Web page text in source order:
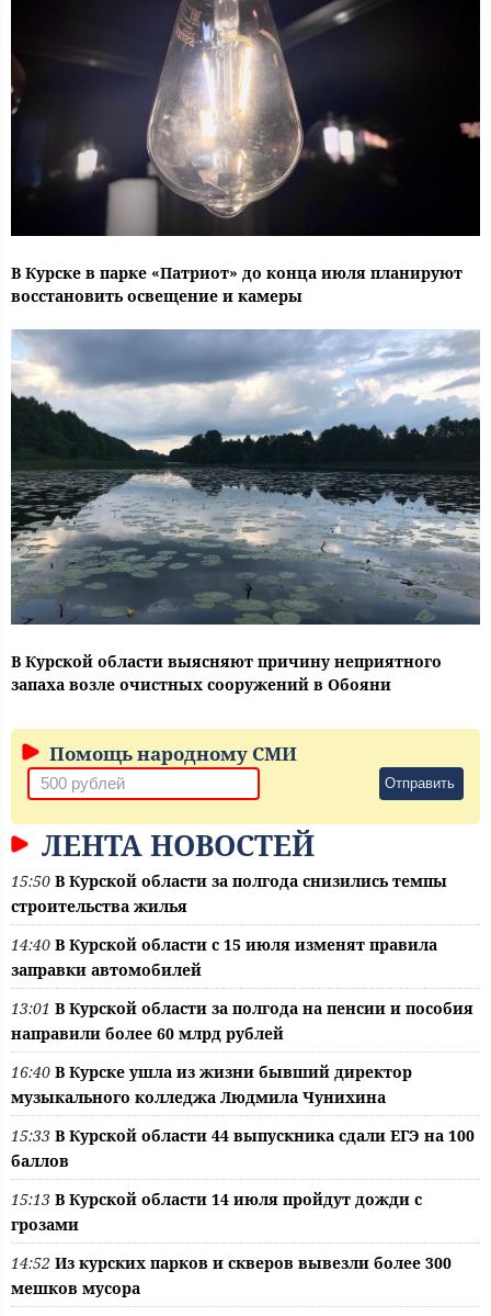
В Курске в парке «Патриот» до конца июля планируют
восстановить освещение и камеры
В Курской области выясняют причину неприятного
запаха возле очистных сооружений в Обояни
Помощь народному СМИ
Отправить
ЛЕНТА НОВОСТЕЙ
15:50 В Курской области за полгода снизились темпы
строительства жилья
14:40 В Курской области с 15 июля изменят правила
заправки автомобилей
13:01 В Курской области за полгода на пенсии и пособия
направили более 60 млрд рублей
16:40 В Курске ушла из жизни бывший директор
музыкального колледжа Людмила Чунихина
15:33 В Курской области 44 выпускника сдали ЕГЭ на 100
баллов
15:13 В Курской области 14 июля пройдут дожди с
грозами
14:52 Из курских парков и скверов вывезли более 300
мешков мусора